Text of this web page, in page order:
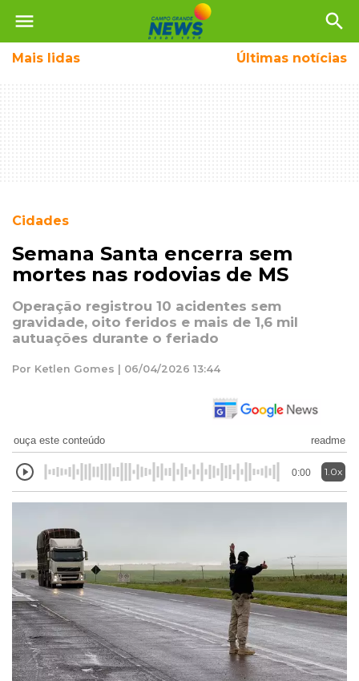
menu search
Mais lidas Últimas notícias
Cidades
Semana Santa encerra sem
mortes nas rodovias de MS
Operação registrou 10 acidentes sem
gravidade, oito feridos e mais de 1,6 mil
autuações durante o feriado
Por Ketlen Gomes | 06/04/2026 13:44
ouça este conteúdo readme
0:00 1.0x